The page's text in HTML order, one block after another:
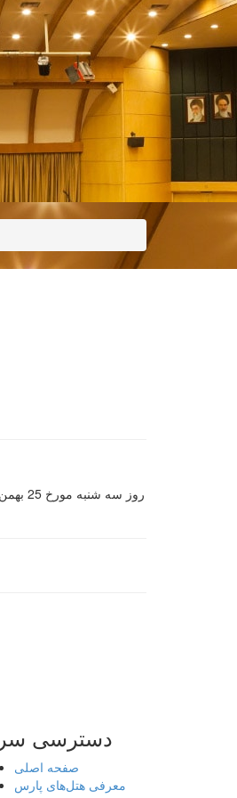
دسترسی
صفحه اصلی
معرفی هتل‌های پارس